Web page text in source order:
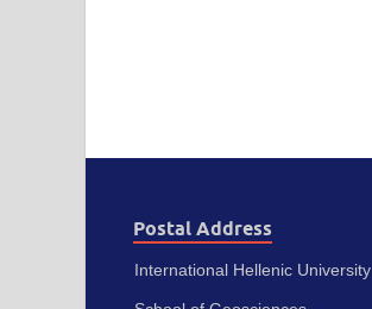
Postal Address
International Hellenic University